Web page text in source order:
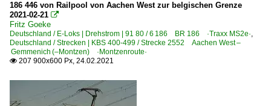
Unternehmen (A - K)
Captrain Deutschland GmbH ·CTD· ab 01.2010
Unternehmen (L - Z)
RTB Cargo - Rurtalbahn Cargo GmbH, Düren ·RTBC·
Rurtalbahn GmbH, Düren ·RTB· PV, [P]
186 446 von Railpool von Aachen West zur belgischen Grenze
2021-02-21 
Fritz Goeke
Deutschland / E-Loks | Drehstrom | 91 80 / 6 186 BR 186 ·Traxx MS2e·,
Deutschland / Strecken | KBS 400-499 / Strecke 2552 Aachen West –
Gemmenich (–Montzen) ·Montzenroute·
 207 900x600 Px, 24.02.2021